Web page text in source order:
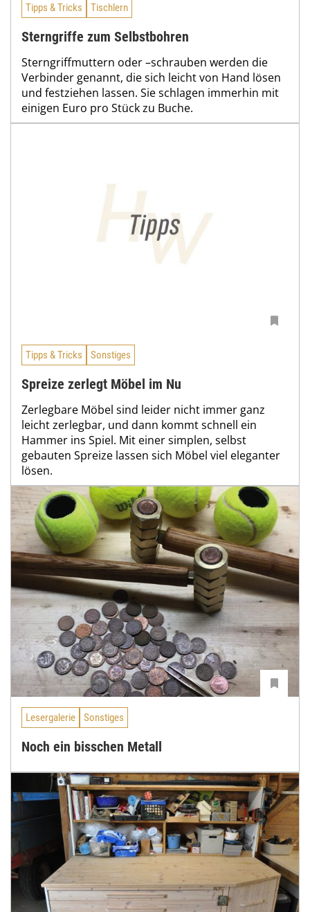
Tipps & Tricks Tischlern
Sterngriffe zum Selbstbohren
Sterngriffmuttern oder –schrauben werden die
Verbinder genannt, die sich leicht von Hand lösen
und festziehen lassen. Sie schlagen immerhin mit
einigen Euro pro Stück zu Buche.
Tipps & Tricks Sonstiges
Spreize zerlegt Möbel im Nu
Zerlegbare Möbel sind leider nicht immer ganz
leicht zerlegbar, und dann kommt schnell ein
Hammer ins Spiel. Mit einer simplen, selbst
gebauten Spreize lassen sich Möbel viel eleganter
lösen.
Lesergalerie Sonstiges
Noch ein bisschen Metall